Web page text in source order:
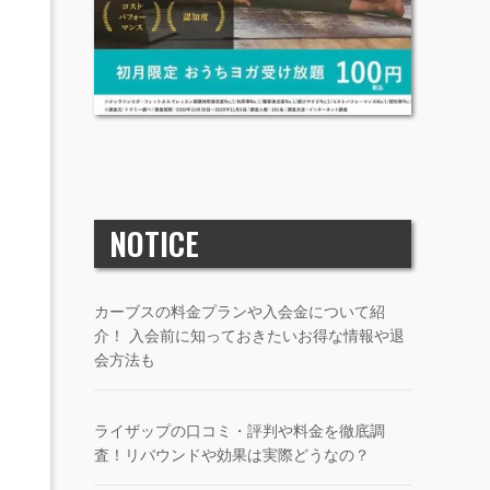
NOTICE
カーブスの料金プランや入会金について紹
介！ 入会前に知っておきたいお得な情報や退
会方法も
ライザップの口コミ・評判や料金を徹底調
査！リバウンドや効果は実際どうなの？